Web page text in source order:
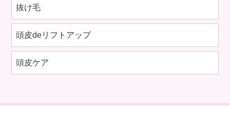
抜け毛
頭皮deリフトアップ
頭皮ケア